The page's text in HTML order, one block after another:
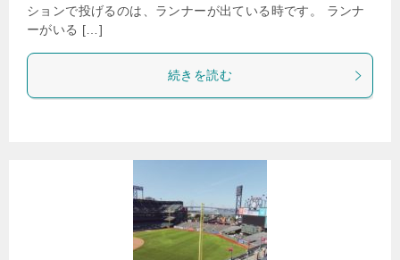
ションで投げるのは、ランナーが出ている時です。 ランナ
ーがいる […]
続きを読む